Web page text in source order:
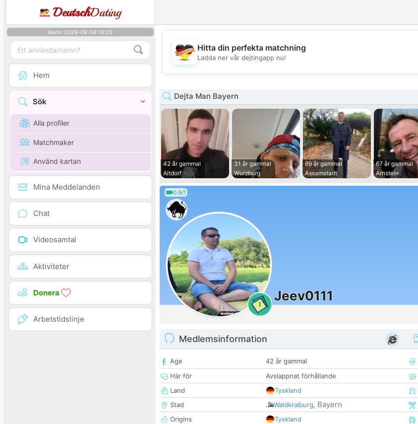
DeutschDating
Berlin 2026-08-08 16:05
Hem
Sök
Alla profiler
Matchmaker
Använd kartan
Mina Meddelanden
Chat
Videosamtal
Aktiviteter
Donera
Arbetstidslinje
💖
💕
Hitta din perfekta matchning
Ladda ner vår dejtingapp nu!
Dejta Man Bayern
42 år gammal
Altdorf
31 år gammal
Wurzburg
69 år gammal
Assamstadt
67 år gammal
Arnstein
0.9/1
1
Jeev0111
Medlemsinformation
Age
42 år gammal
Här för
Avslappnat förhållande
Land
Tyskland
Stad
Waldkraiburg, Bayern
Origins
Tyskland